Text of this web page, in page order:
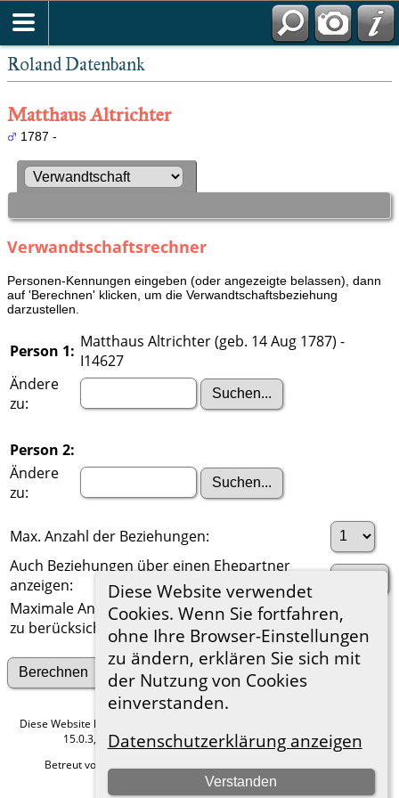
Roland Datenbank
Diese Website verwendet
Cookies. Wenn Sie fortfahren,
ohne Ihre Browser-Einstellungen
zu ändern, erklären Sie sich mit
der Nutzung von Cookies
einverstanden.
Datenschutzerklärung anzeigen
Verstanden
Matthaus Altrichter
1787 -
Verwandtschaftsrechner
Personen-Kennungen eingeben (oder angezeigte belassen), dann
auf 'Berechnen' klicken, um die Verwandtschaftsbeziehung
darzustellen.
Person 1: Matthaus Altrichter (geb. 14 Aug 1787) -
I14627
Ändere
zu:
Person 2:
Ändere
zu:
Max. Anzahl der Beziehungen:
Auch Beziehungen über einen Ehepartner
anzeigen:
Maximale Anzahl der
zu berücksichtigenden Generationen:
Suche nach anderen Verbindungen
Diese Website läuft mit
15.0.3, programmiert von Darrin Lythgoe © 2001-2026.
Betreut von
Hier geht es zum Impressum